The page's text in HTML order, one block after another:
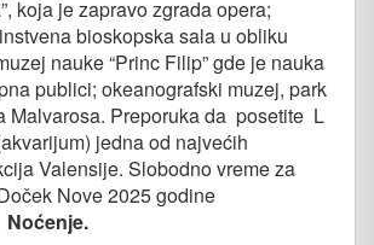
koja je zapravo zgrada opera;
bioskopska sala u obliku
nauke “Princ Filip” gde je nauka
publici; okeanografski muzej, park
Malvarosa. Preporuka da posetite L
jedna od najvećih
Valensije. Slobodno vreme za
Nove 2025 godine
Noćenje.